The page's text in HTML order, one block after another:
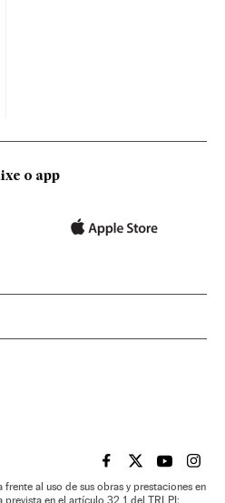
o app
EL PAÍS BRASIL EN
EL PAÍSEL PAÍS
EL
al uso de sus obras y prestaciones en
prevista en el artículo 32.1 del TRLPI;